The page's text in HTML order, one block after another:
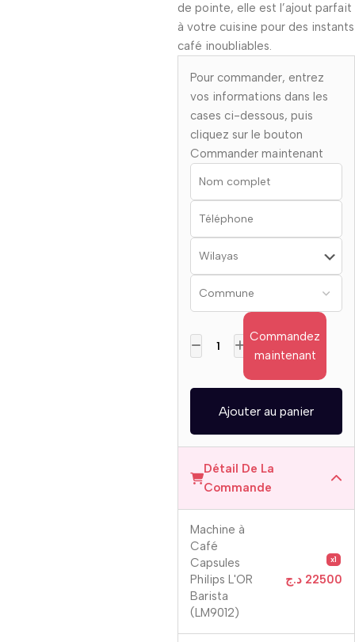
de pointe, elle est l’ajout parfait
à votre cuisine pour des instants
café inoubliables.
Pour commander, entrez
vos informations dans les
cases ci-dessous, puis
cliquez sur le bouton
Commander maintenant
Commandez
maintenant
Ajouter au panier
Détail De La
Commande
Machine à
Café
Capsules
Philips L'OR
Barista
(LM9012)
x1
22500 د.ج